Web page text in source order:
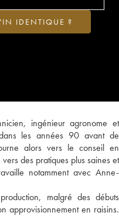
ingénieur agronome et
les années 90 avant de
alors vers le conseil en
des pratiques plus saines et
notamment avec Anne-
malgré des débuts
approvisionnement en raisins.
IDENTIQUE ?